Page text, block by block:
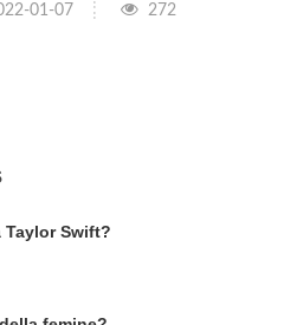
01-07 272
Taylor Swift?